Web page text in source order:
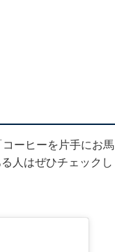
ーヒーを片手にお馬
人はぜひチェックし